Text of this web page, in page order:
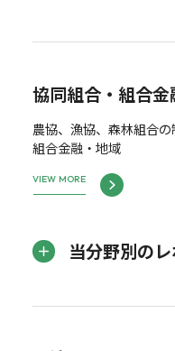
協同組合・組合
農協、漁協、森林組合
組合金融・地域
VIEW MORE
当分野別の